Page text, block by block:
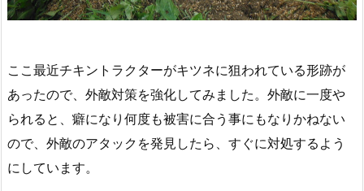
ここ最近チキントラクターがキツネに狙われている形跡が
あったので、外敵対策を強化してみました。外敵に一度や
られると、癖になり何度も被害に合う事にもなりかねない
ので、外敵のアタックを発見したら、すぐに対処するよう
にしています。